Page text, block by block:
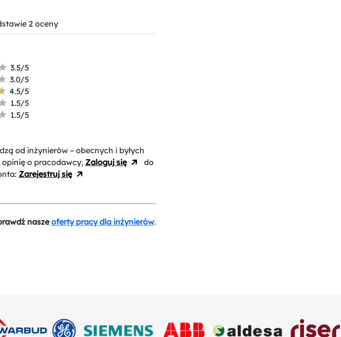
2 oceny
3.5/5
3.0/5
4.5/5
1.5/5
1.5/5
od inżynierów – obecnych i byłych
o pracodawcy, Zaloguj się
do
Zarejestruj się
naszeoferty pracy dla inżynierów.